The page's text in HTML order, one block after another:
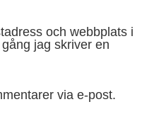
och webbplats i
jag skriver en
via e-post.